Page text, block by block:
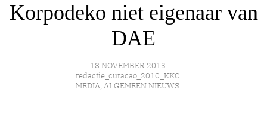
Korpodeko niet eigenaar van
DAE
18 NOVEMBER 2013
redactie_curacao_2010_KKC
MEDIA, ALGEMEEN NIEUWS